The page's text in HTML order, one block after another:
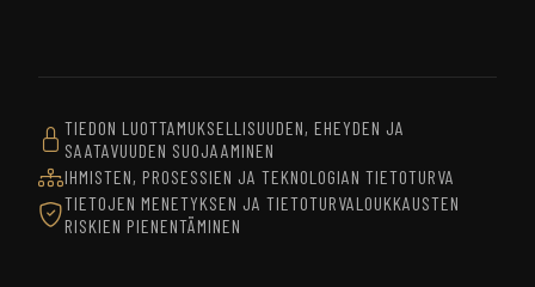
TIEDON LUOTTAMUKSELLISUUDEN, EHEYDEN JA
SAATAVUUDEN SUOJAAMINEN
IHMISTEN, PROSESSIEN JA TEKNOLOGIAN TIETOTURVA
TIETOJEN MENETYKSEN JA TIETOTURVALOUKKAUSTEN
RISKIEN PIENENTÄMINEN